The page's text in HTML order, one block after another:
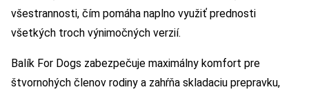
všestrannosti, čím pomáha naplno využiť prednosti
všetkých troch výnimočných verzií.
Balík For Dogs zabezpečuje maximálny komfort pre
štvornohých členov rodiny a zahŕňa skladaciu prepravku,